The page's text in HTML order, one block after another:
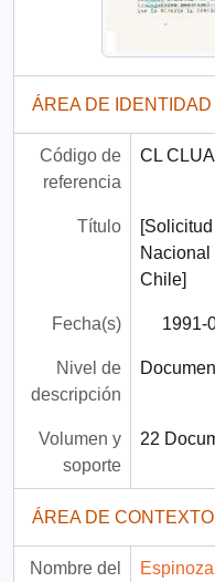
ÁREA DE IDENTIDAD
Código de
referencia
CL
Título
Chile]
Fecha(s) 1991-
Nivel de
descripción
Volumen y
soporte
22
ÁREA DE CONTEXTO
Nombre del